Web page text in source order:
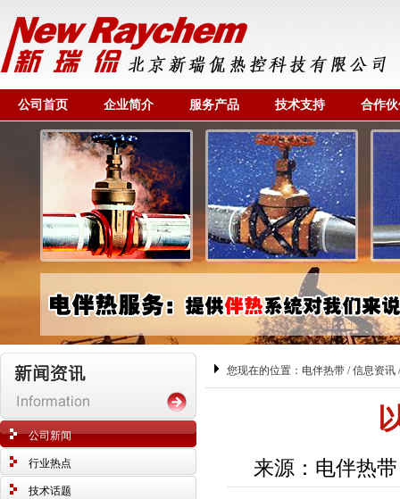
公司首页 企业简介 服务产品 技术支持 合作
公司新闻
行业热点
技术话题
您现在的位置： 电伴热带 /信息资讯
来源：电伴热